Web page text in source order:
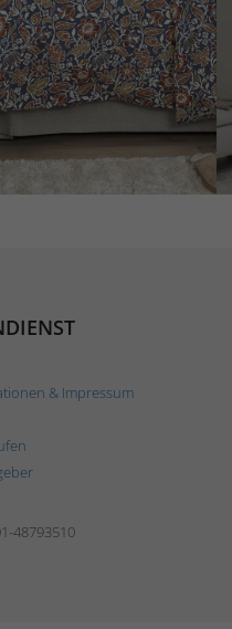
& Impressum
48793510